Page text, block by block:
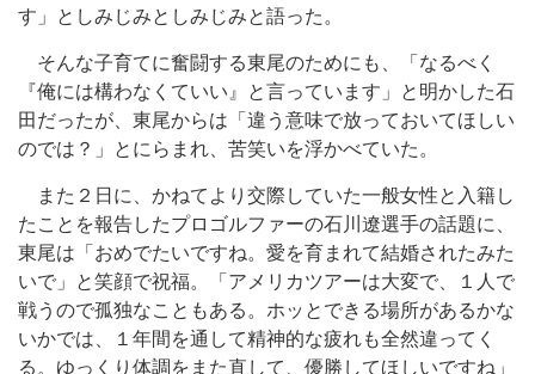
す」としみじみとしみじみと語った。
そんな子育てに奮闘する東尾のためにも、「なるべく
『俺には構わなくていい』と言っています」と明かした石
田だったが、東尾からは「違う意味で放っておいてほしい
のでは？」とにらまれ、苦笑いを浮かべていた。
また２日に、かねてより交際していた一般女性と入籍し
たことを報告したプロゴルファーの石川遼選手の話題に、
東尾は「おめでたいですね。愛を育まれて結婚されたみた
いで」と笑顔で祝福。「アメリカツアーは大変で、１人で
戦うので孤独なこともある。ホッとできる場所があるかな
いかでは、１年間を通して精神的な疲れも全然違ってく
る。ゆっくり体調をまた直して、優勝してほしいですね」